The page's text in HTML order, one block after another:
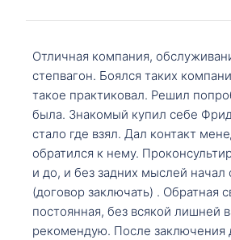
Отличная компания,
степвагон. Боялся таких
такое практиковал. Решил
была. Знакомый купил себе
стало где взял. Дал контакт
обратился к нему.
и до, и без задних мыслей начал
(договор заключать) . Обратная
постоянная, без всякой лишней
рекомендую. После заключения